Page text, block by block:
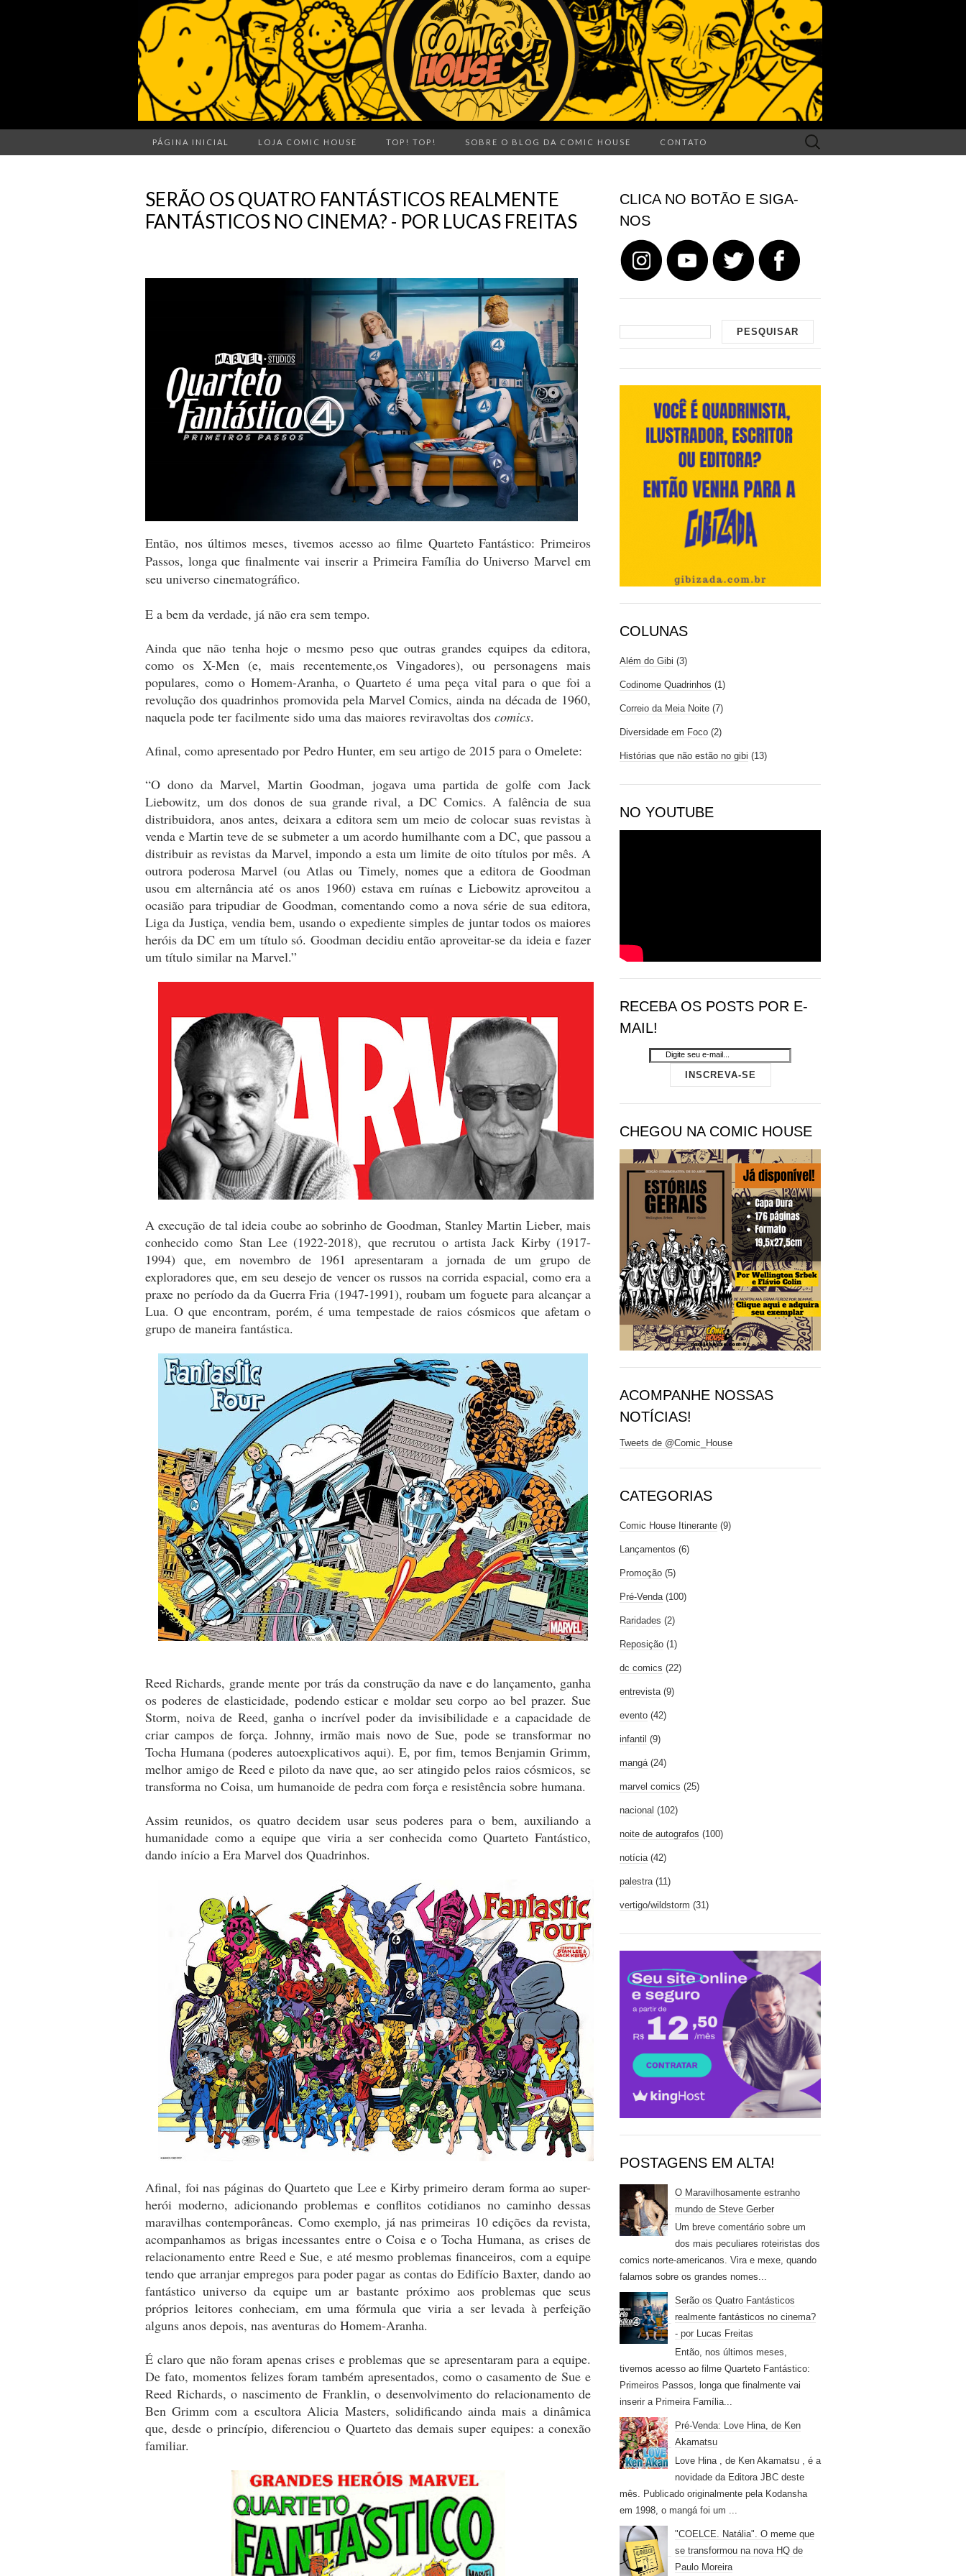
PÁGINA INICIAL LOJA COMIC HOUSE TOP! TOP! SOBRE O BLOG DA COMIC HOUSE CONTATO
Search
for:
SERÃO OS QUATRO FANTÁSTICOS REALMENTE
FANTÁSTICOS NO CINEMA? - POR LUCAS FREITAS
Então, nos últimos meses, tivemos acesso ao filme Quarteto Fantástico: Primeiros
Passos, longa que finalmente vai inserir a Primeira Família do Universo Marvel em
seu universo cinematográfico.
E a bem da verdade, já não era sem tempo.
Ainda que não tenha hoje o mesmo peso que outras grandes equipes da editora,
como os X-Men (e, mais recentemente,os Vingadores), ou personagens mais
populares, como o Homem-Aranha, o Quarteto é uma peça vital para o que foi a
revolução dos quadrinhos promovida pela Marvel Comics, ainda na década de 1960,
naquela pode ter facilmente sido uma das maiores reviravoltas dos comics.
Afinal, como apresentado por Pedro Hunter, em seu artigo de 2015 para o Omelete:
“O dono da Marvel, Martin Goodman, jogava uma partida de golfe com Jack
Liebowitz, um dos donos de sua grande rival, a DC Comics. A falência de sua
distribuidora, anos antes, deixara a editora sem um meio de colocar suas revistas à
venda e Martin teve de se submeter a um acordo humilhante com a DC, que passou a
distribuir as revistas da Marvel, impondo a esta um limite de oito títulos por mês. A
outrora poderosa Marvel (ou Atlas ou Timely, nomes que a editora de Goodman
usou em alternância até os anos 1960) estava em ruínas e Liebowitz aproveitou a
ocasião para tripudiar de Goodman, comentando como a nova série de sua editora,
Liga da Justiça, vendia bem, usando o expediente simples de juntar todos os maiores
heróis da DC em um título só. Goodman decidiu então aproveitar-se da ideia e fazer
um título similar na Marvel.”
A execução de tal ideia coube ao sobrinho de Goodman, Stanley Martin Lieber, mais
conhecido como Stan Lee (1922-2018), que recrutou o artista Jack Kirby (1917-
1994) que, em novembro de 1961 apresentaram a jornada de um grupo de
exploradores que, em seu desejo de vencer os russos na corrida espacial, como era a
praxe no período da da Guerra Fria (1947-1991), roubam um foguete para alcançar a
Lua. O que encontram, porém, é uma tempestade de raios cósmicos que afetam o
grupo de maneira fantástica.
Reed Richards, grande mente por trás da construção da nave e do lançamento, ganha
os poderes de elasticidade, podendo esticar e moldar seu corpo ao bel prazer. Sue
Storm, noiva de Reed, ganha o incrível poder da invisibilidade e a capacidade de
criar campos de força. Johnny, irmão mais novo de Sue, pode se transformar no
Tocha Humana (poderes autoexplicativos aqui). E, por fim, temos Benjamin Grimm,
melhor amigo de Reed e piloto da nave que, ao ser atingido pelos raios cósmicos, se
transforma no Coisa, um humanoide de pedra com força e resistência sobre humana.
Assim reunidos, os quatro decidem usar seus poderes para o bem, auxiliando a
humanidade como a equipe que viria a ser conhecida como Quarteto Fantástico,
dando início a Era Marvel dos Quadrinhos.
Afinal, foi nas páginas do Quarteto que Lee e Kirby primeiro deram forma ao super-
herói moderno, adicionando problemas e conflitos cotidianos no caminho dessas
maravilhas contemporâneas. Como exemplo, já nas primeiras 10 edições da revista,
acompanhamos as brigas incessantes entre o Coisa e o Tocha Humana, as crises de
relacionamento entre Reed e Sue, e até mesmo problemas financeiros, com a equipe
tendo que arranjar empregos para poder pagar as contas do Edifício Baxter, dando ao
fantástico universo da equipe um ar bastante próximo aos problemas que seus
próprios leitores conheciam, em uma fórmula que viria a ser levada à perfeição
alguns anos depois, nas aventuras do Homem-Aranha.
É claro que não foram apenas crises e problemas que se apresentaram para a equipe.
De fato, momentos felizes foram também apresentados, como o casamento de Sue e
Reed Richards, o nascimento de Franklin, o desenvolvimento do relacionamento de
Ben Grimm com a escultora Alicia Masters, solidificando ainda mais a dinâmica
que, desde o princípio, diferenciou o Quarteto das demais super equipes: a conexão
familiar.
CLICA NO BOTÃO E SIGA-
NOS
COLUNAS
Além do Gibi (3)
Codinome Quadrinhos (1)
Correio da Meia Noite (7)
Diversidade em Foco (2)
Histórias que não estão no gibi (13)
NO YOUTUBE
RECEBA OS POSTS POR E-
MAIL!
CHEGOU NA COMIC HOUSE
ACOMPANHE NOSSAS
NOTÍCIAS!
Tweets de @Comic_House
CATEGORIAS
Comic House Itinerante (9)
Lançamentos (6)
Promoção (5)
Pré-Venda (100)
Raridades (2)
Reposição (1)
dc comics (22)
entrevista (9)
evento (42)
infantil (9)
mangá (24)
marvel comics (25)
nacional (102)
noite de autografos (100)
notícia (42)
palestra (11)
vertigo/wildstorm (31)
POSTAGENS EM ALTA!
O Maravilhosamente estranho
mundo de Steve Gerber
Um breve comentário sobre um
dos mais peculiares roteiristas dos
comics norte-americanos. Vira e mexe, quando
falamos sobre os grandes nomes...
Serão os Quatro Fantásticos
realmente fantásticos no cinema?
- por Lucas Freitas
Então, nos últimos meses,
tivemos acesso ao filme Quarteto Fantástico:
Primeiros Passos, longa que finalmente vai
inserir a Primeira Família...
Pré-Venda: Love Hina, de Ken
Akamatsu
Love Hina , de Ken Akamatsu , é a
novidade da Editora JBC deste
mês. Publicado originalmente pela Kodansha
em 1998, o mangá foi um ...
"COELCE. Natália". O meme que
se transformou na nova HQ de
Paulo Moreira